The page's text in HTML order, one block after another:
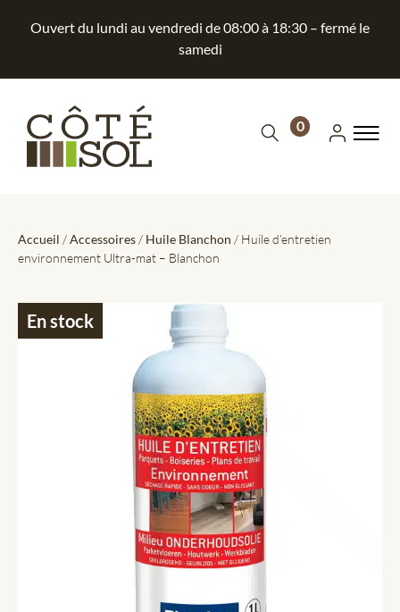
Ouvert du lundi au vendredi de 08:00 à 18:30 – fermé le
samedi
0
Accueil /Accessoires / Huile Blanchon / Huile d’entretien
environnement Ultra-mat – Blanchon
En stock